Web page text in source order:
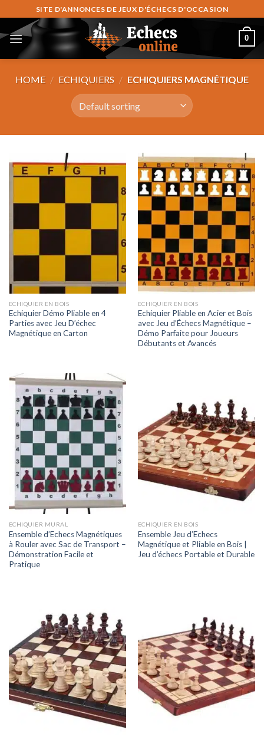
to
content
SITE D'ANNONCES DE JEUX D'ÉCHECS D'OCCASION
0
HOME / ECHIQUIERS / ECHIQUIERS MAGNÉTIQUE
ECHIQUIER EN BOIS
Echiquier Démo Pliable en 4
Parties avec Jeu D’échec
Magnétique en Carton
ECHIQUIER EN BOIS
Echiquier Pliable en Acier et Bois
avec Jeu d’Échecs Magnétique –
Démo Parfaite pour Joueurs
Débutants et Avancés
ECHIQUIER MURAL
Ensemble d’Echecs Magnétiques
à Rouler avec Sac de Transport –
Démonstration Facile et
Pratique
ECHIQUIER EN BOIS
Ensemble Jeu d’Echecs
Magnétique et Pliable en Bois |
Jeu d’échecs Portable et Durable